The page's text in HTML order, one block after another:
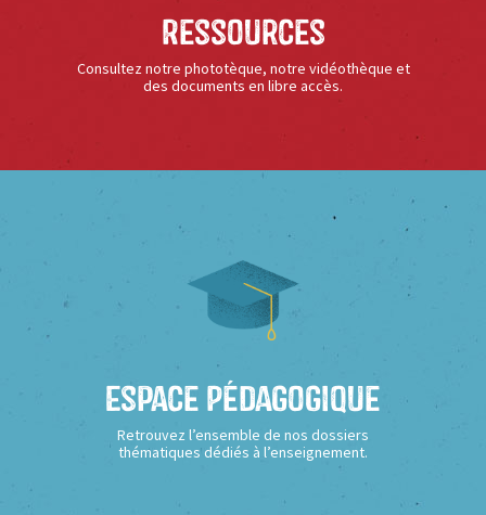
Ressources
Consultez notre phototèque, notre vidéothèque et
des documents en libre accès.
Espace Pédagogique
Retrouvez l’ensemble de nos dossiers
thématiques dédiés à l’enseignement.